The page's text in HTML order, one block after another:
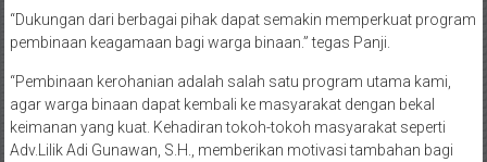
“Dukungan dari berbagai pihak dapat semakin memperkuat program
pembinaan keagamaan bagi warga binaan.” tegas Panji.
“Pembinaan kerohanian adalah salah satu program utama kami,
agar warga binaan dapat kembali ke masyarakat dengan bekal
keimanan yang kuat. Kehadiran tokoh-tokoh masyarakat seperti
Adv.Lilik Adi Gunawan, S.H., memberikan motivasi tambahan bagi